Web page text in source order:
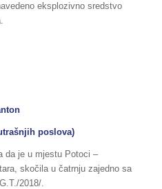
eksplozivno sredstvo
poslova)
da je u mjestu Potoci –
skočila u čatrnju zajedno sa
2018/.